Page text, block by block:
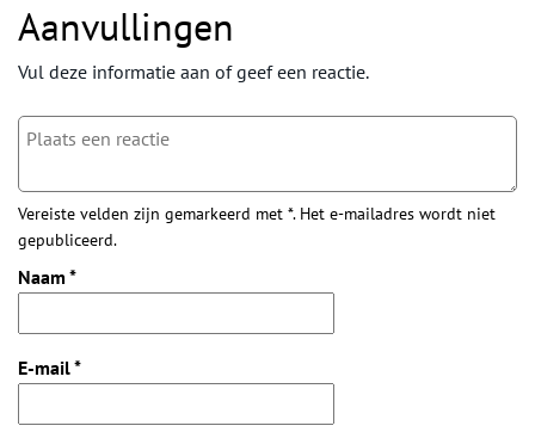
Aanvullingen
Vul deze informatie aan of geef een reactie.
Vereiste velden zijn gemarkeerd met *. Het e-mailadres wordt niet
gepubliceerd.
Naam *
E-mail*